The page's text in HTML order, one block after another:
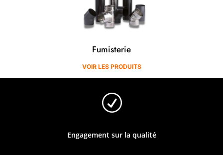
Fumisterie
VOIR LES PRODUITS
R
Engagement sur la qualité